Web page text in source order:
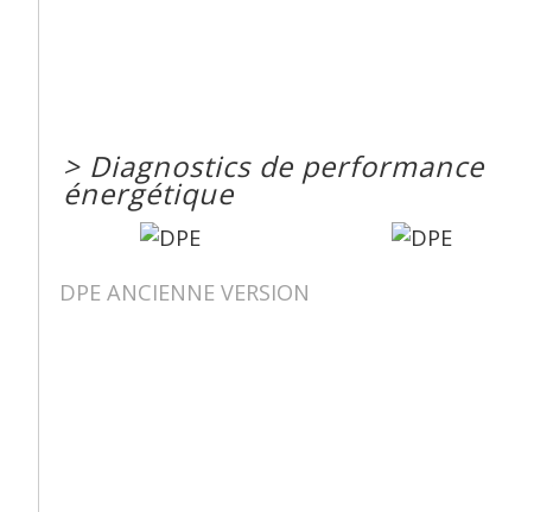
> Diagnostics de performance
énergétique
DPE ANCIENNE VERSION